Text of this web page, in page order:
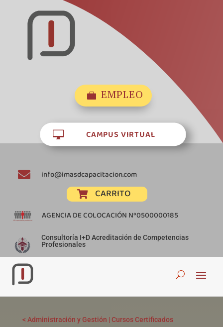
 EMPLEO
 CAMPUS VIRTUAL
 info@imasdcapacitacion.com
 CARRITO
AGENCIA DE COLOCACIÓN Nº0500000185
Consultoría I+D Acreditación de Competencias
Profesionales
< Administración y Gestión |Cursos Certificados